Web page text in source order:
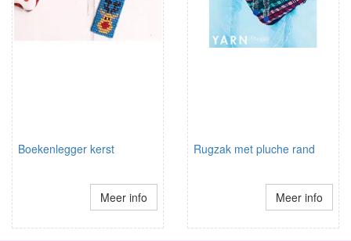
Boekenlegger kerst
Meer info
Rugzak met pluche rand
Meer info